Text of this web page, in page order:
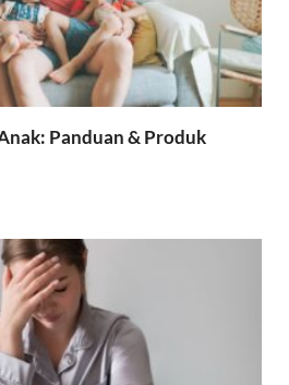
Panduan & Produk